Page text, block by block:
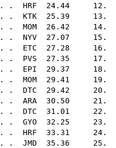
. . HRF 24.44 12.
. . KTK 25.39 13.
. . MOM 26.42 14.
. . NYV 27.07 15.
. . ETC 27.28 16.
. . PVS 27.35 17.
. . EPI 29.37 18.
. . MOM 29.41 19.
. . DTC 29.42 20.
. . ARA 30.50 21.
. . DTC 31.01 22.
. . GYO 32.25 23.
. . HRF 33.31 24.
. . JMD 35.36 25.